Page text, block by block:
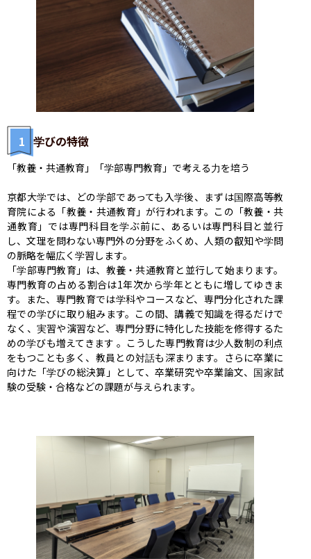
1 学びの特徴
「教養・共通教育」「学部専門教育」で考える力を培う
京都大学では、どの学部であっても入学後、まずは国際高等教
育院による「教養・共通教育」が行われます。この「教養・共
通教育」では専門科目を学ぶ前に、あるいは専門科目と並行
し、文理を問わない専門外の分野をふくめ、人類の叡知や学問
の脈略を幅広く学習します。
「学部専門教育」は、教養・共通教育と並行して始まります。
専門教育の占める割合は1年次から学年とともに増してゆきま
す。また、専門教育では学科やコースなど、専門分化された課
程での学びに取り組みます。この間、講義で知識を得るだけで
なく、実習や演習など、専門分野に特化した技能を修得するた
めの学びも増えてきます 。こうした専門教育は少人数制の利点
をもつことも多く、教員との対話も深まります。さらに卒業に
向けた「学びの総決算」として、卒業研究や卒業論文、国家試
験の受験・合格などの課題が与えられます。